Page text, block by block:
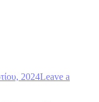
2024Leave a